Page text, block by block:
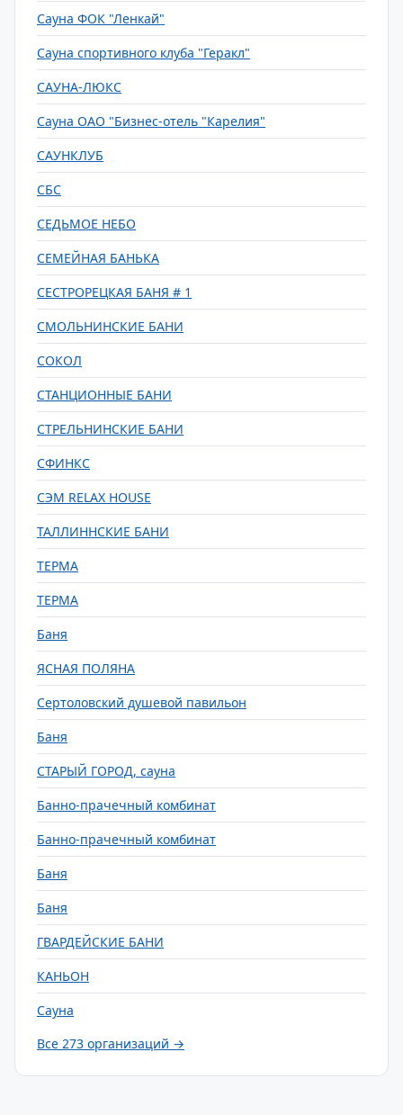
Сауна ФОК "Ленкай"
Сауна спортивного клуба "Геракл"
САУНА-ЛЮКС
Сауна ОАО "Бизнес-отель "Карелия"
САУНКЛУБ
СБС
СЕДЬМОЕ НЕБО
СЕМЕЙНАЯ БАНЬКА
СЕСТРОРЕЦКАЯ БАНЯ # 1
СМОЛЬНИНСКИЕ БАНИ
СОКОЛ
СТАНЦИОННЫЕ БАНИ
СТРЕЛЬНИНСКИЕ БАНИ
СФИНКС
СЭМ RELAX HOUSE
ТАЛЛИННСКИЕ БАНИ
ТЕРМА
ТЕРМА
Баня
ЯСНАЯ ПОЛЯНА
Сертоловский душевой павильон
Баня
СТАРЫЙ ГОРОД, сауна
Банно-прачечный комбинат
Банно-прачечный комбинат
Баня
Баня
ГВАРДЕЙСКИЕ БАНИ
КАНЬОН
Сауна
Все 273 организаций →